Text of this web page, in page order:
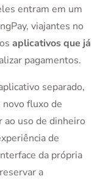
entram em um
viajantes no
aplicativos que já
pagamentos.
separado,
novo fluxo de
ao uso de dinheiro
de
da própria
a